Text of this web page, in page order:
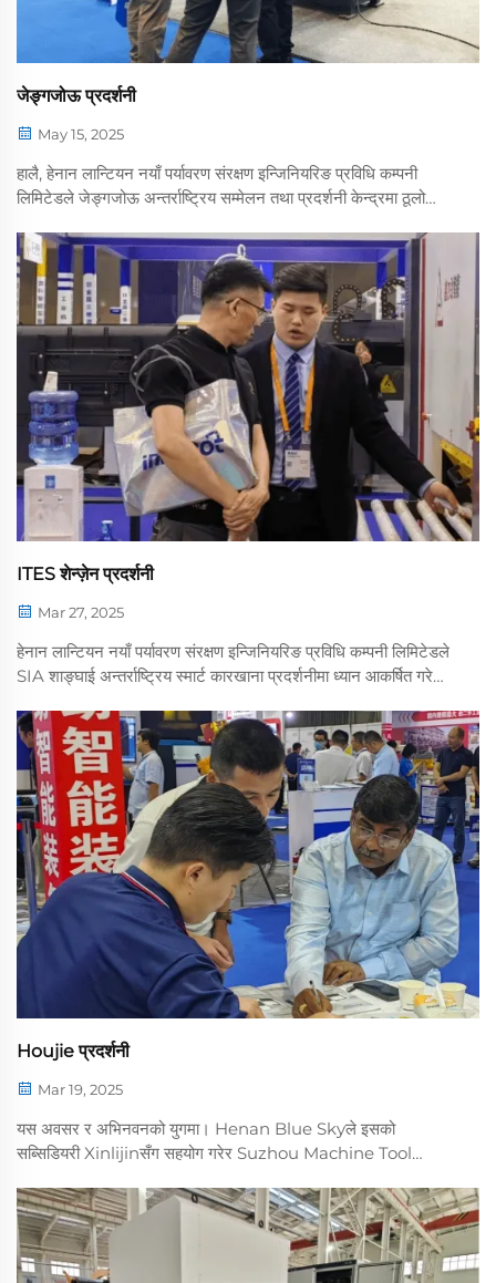
जेङ्गजोऊ प्रदर्शनी
May 15, 2025
हालै, हेनान लान्टियन नयाँ पर्यावरण संरक्षण इन्जिनियरिङ प्रविधि कम्पनी
लिमिटेडले जेङ्गजोऊ अन्तर्राष्ट्रिय सम्मेलन तथा प्रदर्शनी केन्द्रमा ठूलो
ITES शेन्ज़ेन प्रदर्शनी
Mar 27, 2025
हेनान लान्टियन नयाँ पर्यावरण संरक्षण इन्जिनियरिङ प्रविधि कम्पनी लिमिटेडले
SIA शाङ्घाई अन्तर्राष्ट्रिय स्मार्ट कारखाना प्रदर्शनीमा ध्यान आकर्षित गरेको
Houjie प्रदर्शनी
Mar 19, 2025
यस अवसर र अभिनवनको युगमा। Henan Blue Skyले इसको
सब्सिडियरी Xinlijinसँग सहयोग गरेर Suzhou Machine Tool
यस प्रदर्शनीमा प्रदर्शन गरेको थियो। वर्षहरूको गहिरो अनुसन्धानको आधारमा
...